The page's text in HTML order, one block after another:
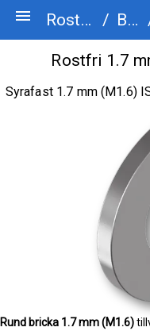
menu Rostfriskruv.se / Brickor
Rostfri 1.7
Syrafast 1.7 mm (M1.6)
Rund bricka 1.7 mm (M1.6)